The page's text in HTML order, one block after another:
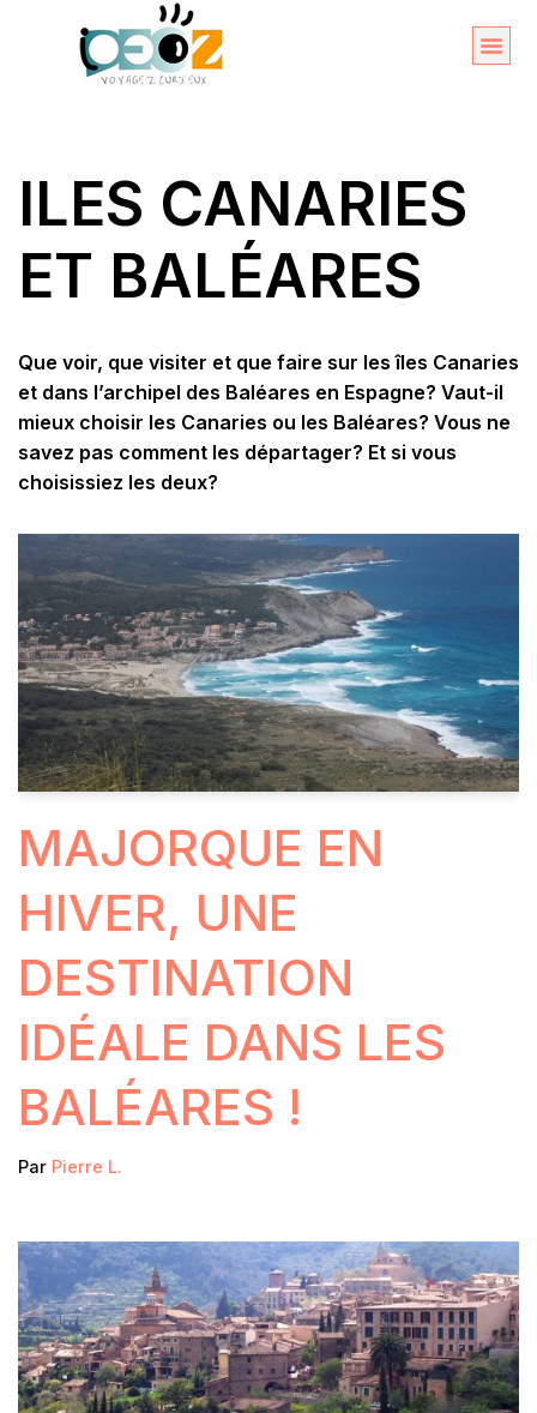
ILES CANARIES
ET BALÉARES
Que voir, que visiter et que faire sur les îles Canaries
et dans l’archipel des Baléares en Espagne? Vaut-il
mieux choisir les Canaries ou les Baléares? Vous ne
savez pas comment les départager? Et si vous
choisissiez les deux?
MAJORQUE EN
HIVER, UNE
DESTINATION
IDÉALE DANS LES
BALÉARES !
Par Pierre L.